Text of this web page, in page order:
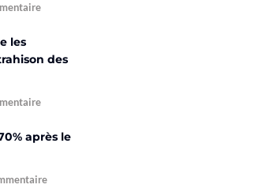
les
des
après le